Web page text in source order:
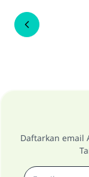
Daftarkan email